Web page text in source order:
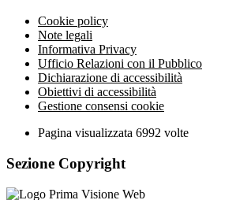
Cookie policy
Note legali
Informativa Privacy
Ufficio Relazioni con il Pubblico
Dichiarazione di accessibilità
Obiettivi di accessibilità
Gestione consensi cookie
Pagina visualizzata 6992 volte
Sezione Copyright